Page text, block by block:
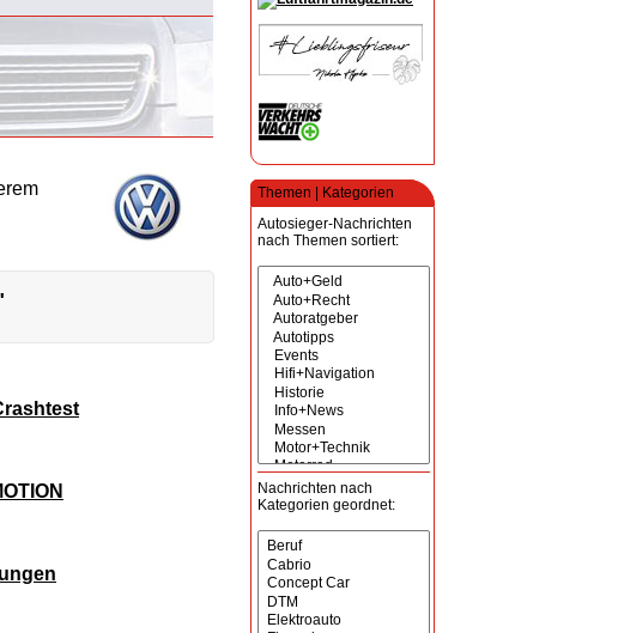
Themen | Kategorien
Autosieger-Nachrichten
nach Themen sortiert:
Nachrichten nach
Kategorien geordnet: